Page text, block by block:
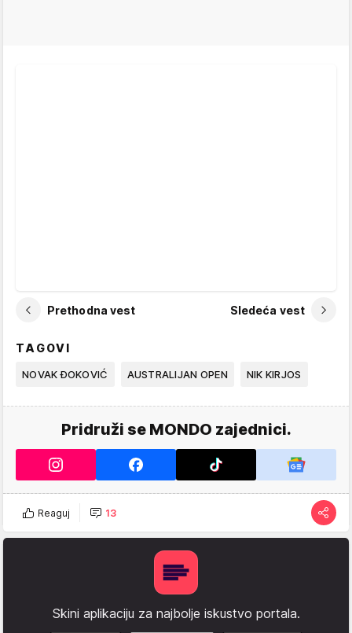
Prethodna vest Sledeća vest
TAGOVI
NOVAK ĐOKOVIĆ AUSTRALIJAN OPEN NIK KIRJOS
Pridruži se MONDO zajednici.
Reaguj 13
Skini aplikaciju za najbolje iskustvo portala.